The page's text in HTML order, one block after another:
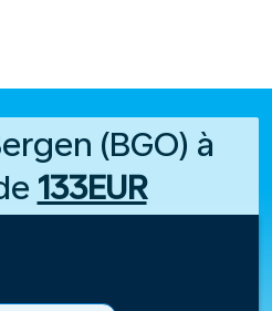
(BGO) à
133EUR